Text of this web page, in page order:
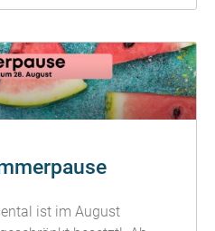
ist im August